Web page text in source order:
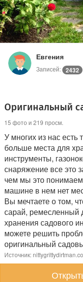
Евгения
Записей: 2432
Оригинальный
15 фото и 219 просм.
У многих из нас
больше места для
инструменты,
снаряжение все это
чем мы это
машине в нем нет
Вы мечтаете о том,
сарай, ремесленный
хранения садового
можете решить
оригинальный
Источник: